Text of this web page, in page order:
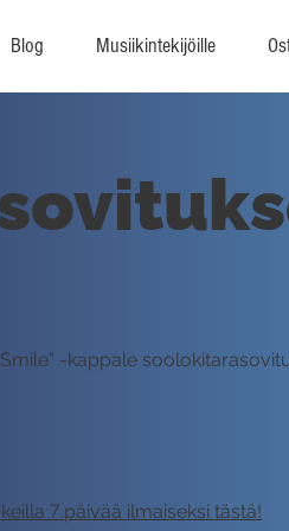
Blog Musiikintekijöille
-kappale
7 päivää ilmaiseksi tästä!